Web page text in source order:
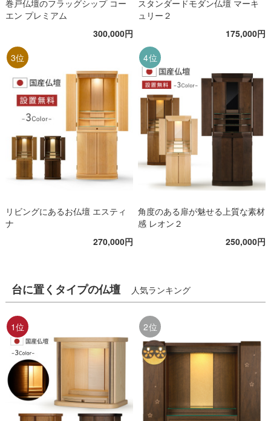
巻戸仏壇のフラッグシップ コー
エン プレミアム
300,000円
スタンダードモダン仏壇 マーキ
ュリー２
175,000円
3位
リビングにあるお仏壇 エスティ
ナ
270,000円
4位
角度のある扉が魅せる上質な素材
感 レオン２
250,000円
台に置くタイプの仏壇 人気ランキング
1位 2位